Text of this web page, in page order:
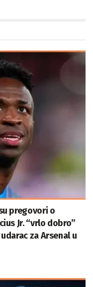
pregovori o
Jr. “vrlo dobro”
za Arsenal u